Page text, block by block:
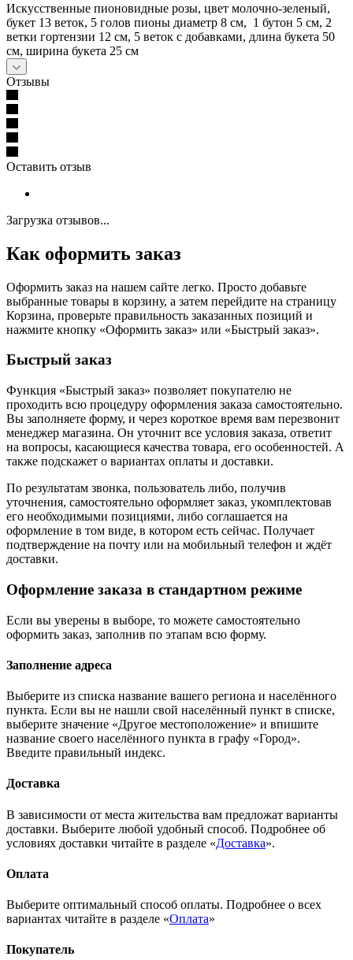
Искусственные пионовидные розы, цвет молочно-зеленый,
букет 13 веток, 5 голов пионы диаметр 8 см, 1 бутон 5 см, 2
ветки гортензии 12 см, 5 веток с добавками, длина букета 50
см, ширина букета 25 см
Отзывы
Оставить отзыв
Загрузка отзывов...
Как оформить заказ
Оформить заказ на нашем сайте легко. Просто добавьте
выбранные товары в корзину, а затем перейдите на страницу
Корзина, проверьте правильность заказанных позиций и
нажмите кнопку «Оформить заказ» или «Быстрый заказ».
Быстрый заказ
Функция «Быстрый заказ» позволяет покупателю не
проходить всю процедуру оформления заказа самостоятельно.
Вы заполняете форму, и через короткое время вам перезвонит
менеджер магазина. Он уточнит все условия заказа, ответит
на вопросы, касающиеся качества товара, его особенностей. А
также подскажет о вариантах оплаты и доставки.
По результатам звонка, пользователь либо, получив
уточнения, самостоятельно оформляет заказ, укомплектовав
его необходимыми позициями, либо соглашается на
оформление в том виде, в котором есть сейчас. Получает
подтверждение на почту или на мобильный телефон и ждёт
доставки.
Оформление заказа в стандартном режиме
Если вы уверены в выборе, то можете самостоятельно
оформить заказ, заполнив по этапам всю форму.
Заполнение адреса
Выберите из списка название вашего региона и населённого
пункта. Если вы не нашли свой населённый пункт в списке,
выберите значение «Другое местоположение» и впишите
название своего населённого пункта в графу «Город».
Введите правильный индекс.
Доставка
В зависимости от места жительства вам предложат варианты
доставки. Выберите любой удобный способ. Подробнее об
условиях доставки читайте в разделе «Доставка».
Оплата
Выберите оптимальный способ оплаты. Подробнее о всех
вариантах читайте в разделе «Оплата»
Покупатель